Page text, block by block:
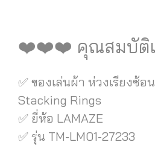
❤️❤️❤️ คุณสมบัติ
✅ ของเล่นผ้า ห่วงเรียงซ้อ
Stacking Rings
✅ ยี่ห้อ LAMAZE
✅ รุ่น TM-LM01-27233